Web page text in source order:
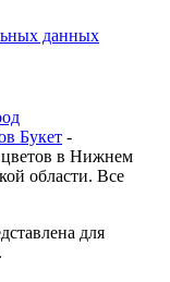
данных
Букет -
цветов в Нижнем
области. Все
для